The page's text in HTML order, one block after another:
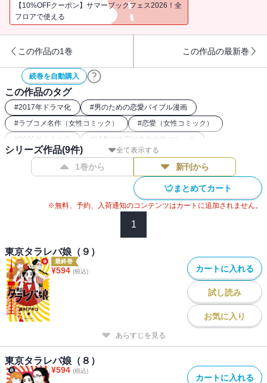
【10%OFFクーポン】サマーブックフェス2026！全
フロアで使える
この作品の1巻 この作品の最新巻
続巻を自動購入
この作品のタグ
#2017年ドラマ化 #男のための恋愛バイブル漫画
#ラブコメ名作（女性コミック） #恋愛（女性コミック）
#2020年ドラマ化 # 10巻以内完結名作女性コミック
#アラサー女子漫画 #シスターフッド漫画
全て表示する
シリーズ作品(9件)
1巻から 新刊から
まとめてカート
※無料、予約、入荷通知のコンテンツはカートに追加されません。
1
東京タラレバ娘（９）
最終巻
¥594 (税込) カートに入れる
試し読み
お気に入り
あらすじを見る
東京タラレバ娘（８）
¥594 (税込)
カートに入れる